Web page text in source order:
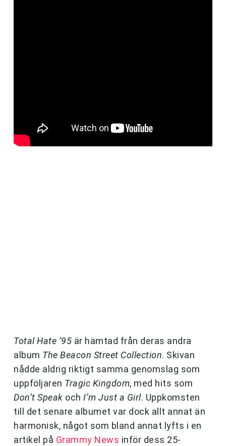
Total Hate ’95 är hämtad från deras andra
album The Beacon Street Collection. Skivan
nådde aldrig riktigt samma genomslag som
uppföljaren Tragic Kingdom, med hits som
Don’t Speak och I’m Just a Girl. Uppkomsten
till det senare albumet var dock allt annat än
harmonisk, något som bland annat lyfts i en
artikel på Grammy News inför dess 25-